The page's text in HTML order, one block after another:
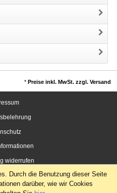
*Preise inkl. MwSt. zzgl. Versand
widerrufen
Durch die Benutzung dieser Seite
darüber, wie wir Cookies